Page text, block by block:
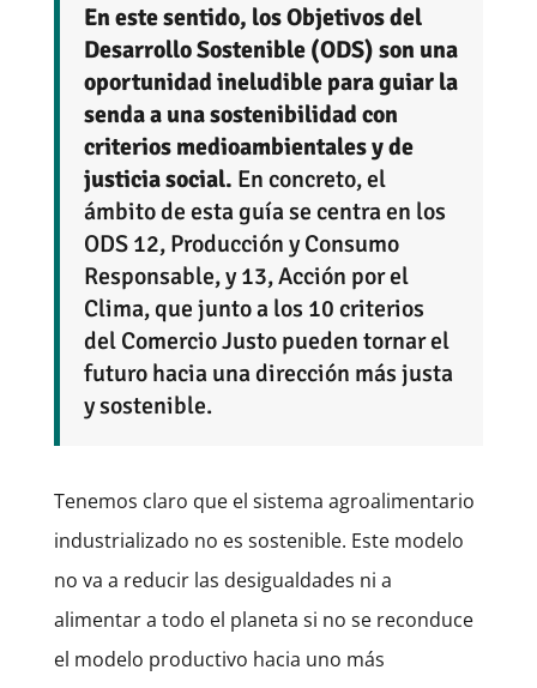
En este sentido, los Objetivos del
Desarrollo Sostenible (ODS) son una
oportunidad ineludible para guiar la
senda a una sostenibilidad con
criterios medioambientales y de
justicia social. En concreto, el
ámbito de esta guía se centra en los
ODS 12, Producción y Consumo
Responsable, y 13, Acción por el
Clima, que junto a los 10 criterios
del Comercio Justo pueden tornar el
futuro hacia una dirección más justa
y sostenible.
Tenemos claro que el sistema agroalimentario
industrializado no es sostenible. Este modelo
no va a reducir las desigualdades ni a
alimentar a todo el planeta si no se reconduce
el modelo productivo hacia uno más